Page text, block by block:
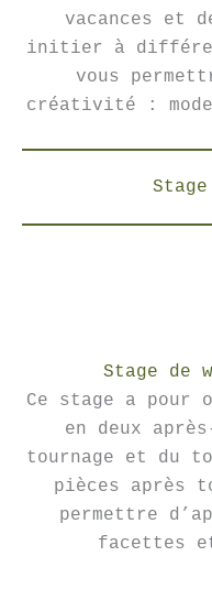
vacances et
initier à
vous
créativité :
Stage de
Ce stage a pour
en deux
tournage et du
pièces après
permettre
facettes